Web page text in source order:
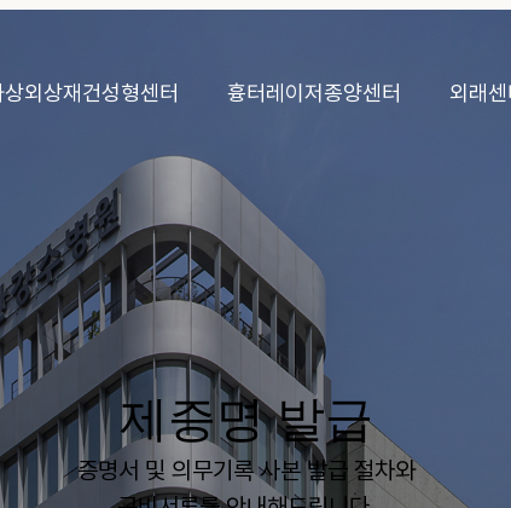
상외상재건성형센터 흉터레이저종양센터 외래센
제증명 발급
증명서 및 의무기록 사본 발급 절차와